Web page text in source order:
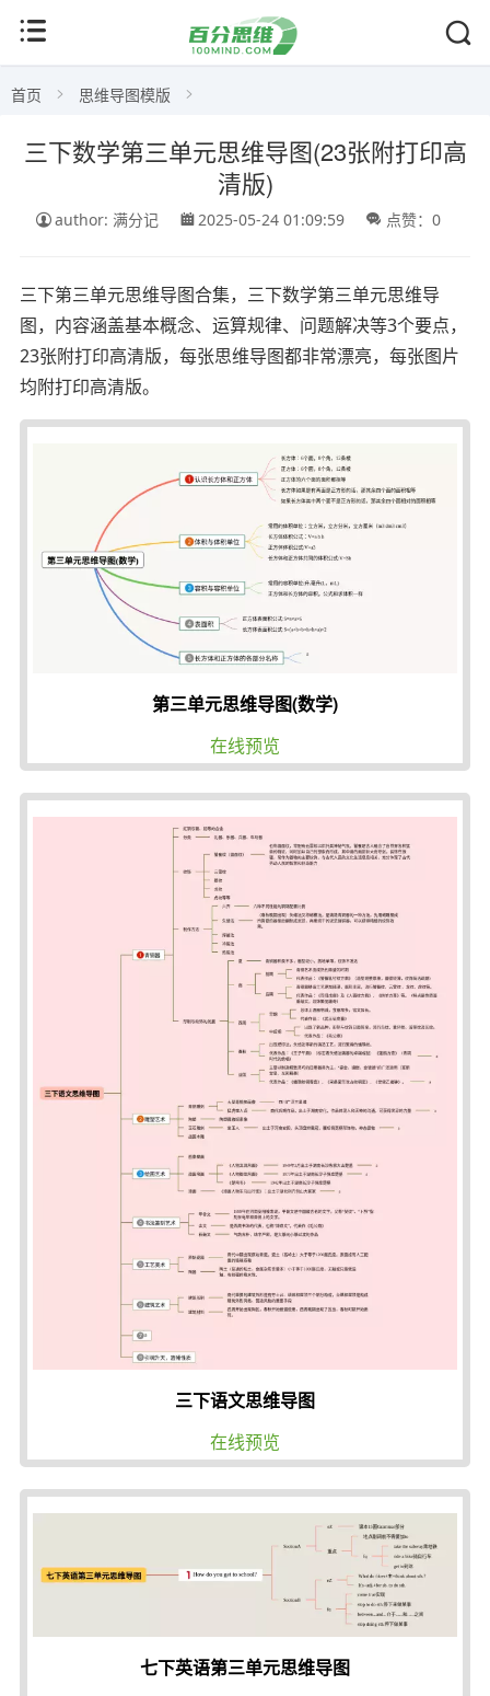
首页 思维导图模版
三下数学第三单元思维导图(23张附打印高
清版)
author: 满分记 2025-05-24 01:09:59 点赞：0
三下第三单元思维导图合集，三下数学第三单元思维导
图，内容涵盖基本概念、运算规律、问题解决等3个要点，
23张附打印高清版，每张思维导图都非常漂亮，每张图片
均附打印高清版。
第三单元思维导图(数学)
在线预览
三下语文思维导图
在线预览
七下英语第三单元思维导图